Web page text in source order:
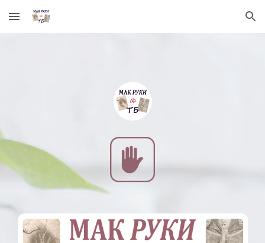
Skip to main content Skip to navigation